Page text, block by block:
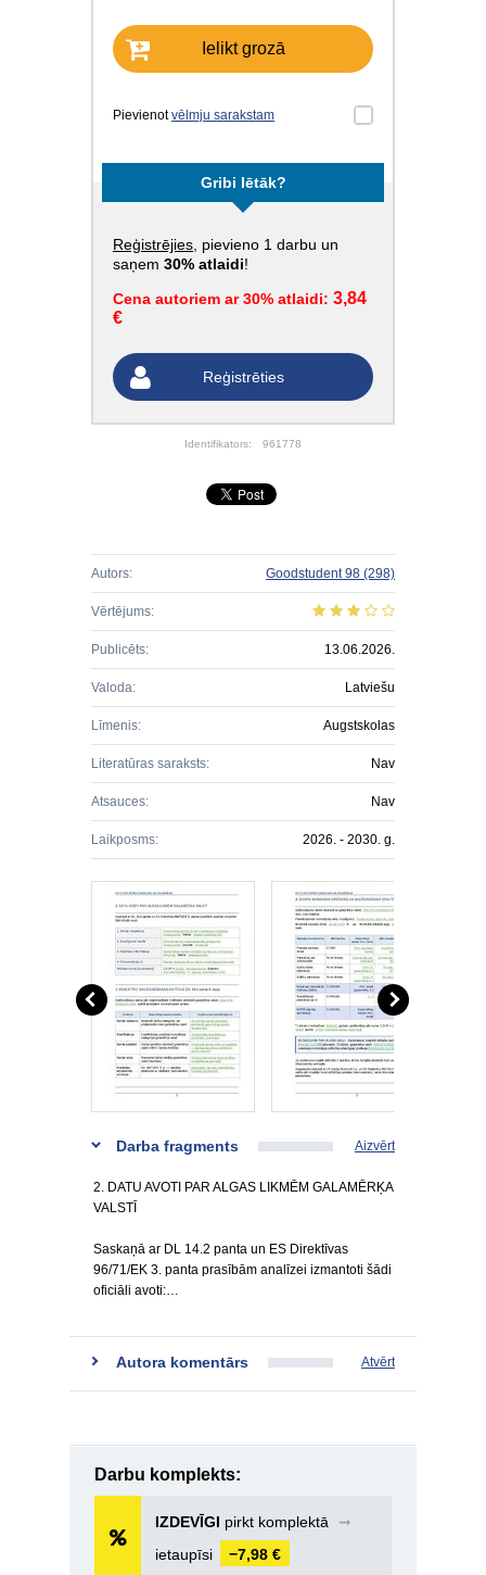
Ielikt grozā
Pievienotvēlmju sarakstam
Gribi lētāk?
Reģistrējies , pievieno 1 darbu un
saņem 30% atlaidi!
Cena autoriem ar 30% atlaidi: 3,84
€
Reģistrēties
Identifikators: 961778
Autors: Goodstudent 98 (298)
Vērtējums:
Publicēts: 13.06.2026.
Valoda: Latviešu
Līmenis: Augstskolas
Literatūras saraksts: Nav
Atsauces: Nav
Laikposms: 2026. - 2030. g.
Darba fragments Aizvērt
2. DATU AVOTI PAR ALGAS LIKMĒM GALAMĒRĶA
VALSTĪ
Saskaņā ar DL 14.2 panta un ES Direktīvas
96/71/EK 3. panta prasībām analīzei izmantoti šādi
oficiāli avoti:…
Autora komentārs Atvērt
Darbu komplekts:
IZDEVĪGI pirkt komplektā
➞
ietaupīsi
−7,98 €